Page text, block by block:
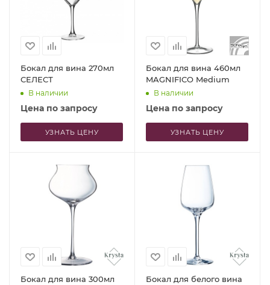
Бокал для вина 270мл
СЕЛЕСТ
В наличии
Цена по запросу
УЗНАТЬ ЦЕНУ
Бокал для вина 460мл
MAGNIFICO Medium
В наличии
Цена по запросу
УЗНАТЬ ЦЕНУ
Бокал для вина 300мл
Бокал для белого вина